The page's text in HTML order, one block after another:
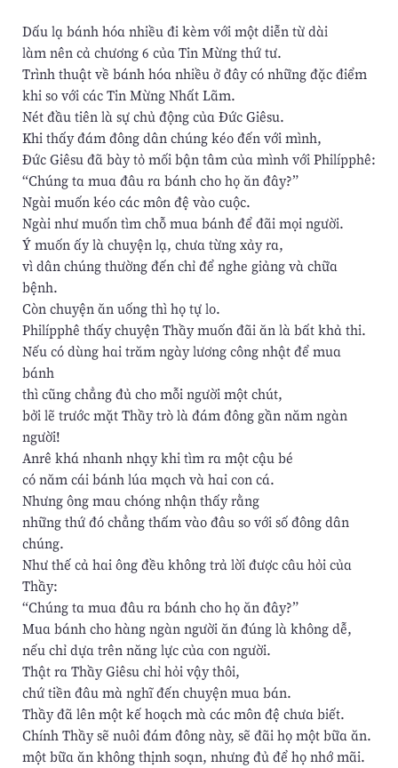
Dấu lạ bánh hóa nhiều đi kèm với một diễn từ dài
làm nên cả chương 6 của Tin Mừng thứ tư.
Trình thuật về bánh hóa nhiều ở đây có những đặc điểm
khi so với các Tin Mừng Nhất Lãm.
Nét đầu tiên là sự chủ động của Đức Giêsu.
Khi thấy đám đông dân chúng kéo đến với mình,
Đức Giêsu đã bày tỏ mối bận tâm của mình với Philípphê:
“Chúng ta mua đâu ra bánh cho họ ăn đây?”
Ngài muốn kéo các môn đệ vào cuộc.
Ngài như muốn tìm chỗ mua bánh để đãi mọi người.
Ý muốn ấy là chuyện lạ, chưa từng xảy ra,
vì dân chúng thường đến chỉ để nghe giảng và chữa
bệnh.
Còn chuyện ăn uống thì họ tự lo.
Philípphê thấy chuyện Thầy muốn đãi ăn là bất khả thi.
Nếu có dùng hai trăm ngày lương công nhật để mua
bánh
thì cũng chẳng đủ cho mỗi người một chút,
bởi lẽ trước mặt Thầy trò là đám đông gần năm ngàn
người!
Anrê khá nhanh nhạy khi tìm ra một cậu bé
có năm cái bánh lúa mạch và hai con cá.
Nhưng ông mau chóng nhận thấy rằng
những thứ đó chẳng thấm vào đâu so với số đông dân
chúng.
Như thế cả hai ông đều không trả lời được câu hỏi của
Thầy:
“Chúng ta mua đâu ra bánh cho họ ăn đây?”
Mua bánh cho hàng ngàn người ăn đúng là không dễ,
nếu chỉ dựa trên năng lực của con người.
Thật ra Thầy Giêsu chỉ hỏi vậy thôi,
chứ tiền đâu mà nghĩ đến chuyện mua bán.
Thầy đã lên một kế hoạch mà các môn đệ chưa biết.
Chính Thầy sẽ nuôi đám đông này, sẽ đãi họ một bữa ăn.
một bữa ăn không thịnh soạn, nhưng đủ để họ nhớ mãi.